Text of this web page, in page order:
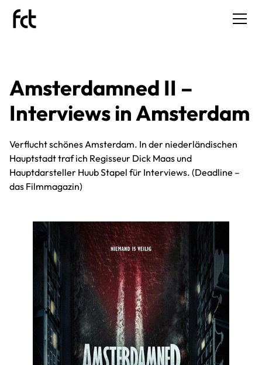
Amsterdamned II –
Interviews in Amsterdam
Verflucht schönes Amsterdam. In der niederländischen
Hauptstadt traf ich Regisseur Dick Maas und
Hauptdarsteller Huub Stapel für Interviews. (Deadline –
das Filmmagazin)